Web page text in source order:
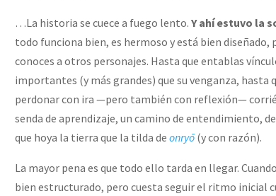
…La historia se cuece a fuego lento. Y ahí estuvo la
todo funciona bien, es hermoso y está bien diseñado,
conoces a otros personajes. Hasta que entablas
importantes (y más grandes) que su venganza,
perdonar con ira —pero también con reflexión—
senda de aprendizaje, un camino de entendimiento,
que hoya la tierra que la tilda de onryō(y con razón).
La mayor pena es que todo ello tarda en llegar.
bien estructurado, pero cuesta seguir el ritmo inicial